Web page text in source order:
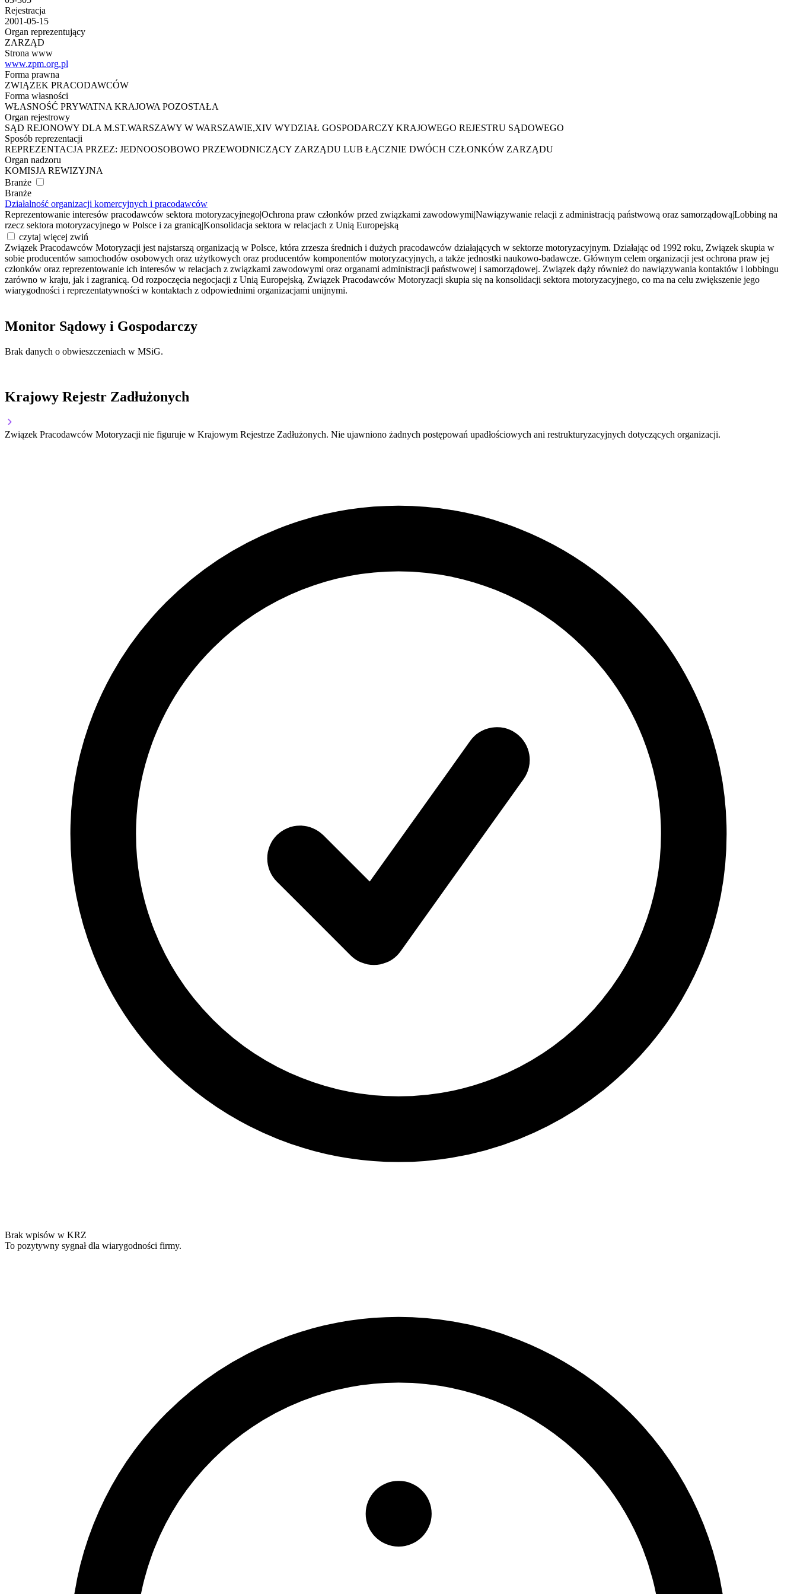
Rejestracja
2001-05-15
Organ reprezentujący
ZARZĄD
Strona www
www.zpm.org.pl
Forma prawna
ZWIĄZEK PRACODAWCÓW
Forma własności
WŁASNOŚĆ PRYWATNA KRAJOWA POZOSTAŁA
Organ rejestrowy
SĄD REJONOWY DLA M.ST.WARSZAWY W WARSZAWIE,XIV WYDZIAŁ GOSPODARCZY KRAJOWEGO REJESTRU SĄDOWEGO
Sposób reprezentacji
REPREZENTACJA PRZEZ: JEDNOOSOBOWO PRZEWODNICZĄCY ZARZĄDU LUB ŁĄCZNIE DWÓCH CZŁONKÓW ZARZĄDU
Organ nadzoru
KOMISJA REWIZYJNA
Branże
Branże
Działalność organizacji komercyjnych i pracodawców
Reprezentowanie interesów pracodawców sektora motoryzacyjnegoOchrona praw członków przed związkami zawodowymiNawiązywanie relacji z administracją państwową oraz samorządowąLobbing na
rzecz sektora motoryzacyjnego w Polsce i za granicąKonsolidacja sektora w relacjach z Unią Europejską
czytaj więcej zwiń
Związek Pracodawców Motoryzacji jest najstarszą organizacją w Polsce, która zrzesza średnich i dużych pracodawców działających w sektorze motoryzacyjnym. Działając od 1992 roku, Związek skupia w
sobie producentów samochodów osobowych oraz użytkowych oraz producentów komponentów motoryzacyjnych, a także jednostki naukowo-badawcze. Głównym celem organizacji jest ochrona praw jej
członków oraz reprezentowanie ich interesów w relacjach z związkami zawodowymi oraz organami administracji państwowej i samorządowej. Związek dąży również do nawiązywania kontaktów i lobbingu
zarówno w kraju, jak i zagranicą. Od rozpoczęcia negocjacji z Unią Europejską, Związek Pracodawców Motoryzacji skupia się na konsolidacji sektora motoryzacyjnego, co ma na celu zwiększenie jego
wiarygodności i reprezentatywności w kontaktach z odpowiednimi organizacjami unijnymi.
Monitor Sądowy i Gospodarczy
Brak danych o obwieszczeniach w MSiG.
Krajowy Rejestr Zadłużonych
Związek Pracodawców Motoryzacji nie figuruje w Krajowym Rejestrze Zadłużonych. Nie ujawniono żadnych postępowań upadłościowych ani restrukturyzacyjnych dotyczących organizacji.
Brak wpisów w KRZ
To pozytywny sygnał dla wiarygodności firmy.